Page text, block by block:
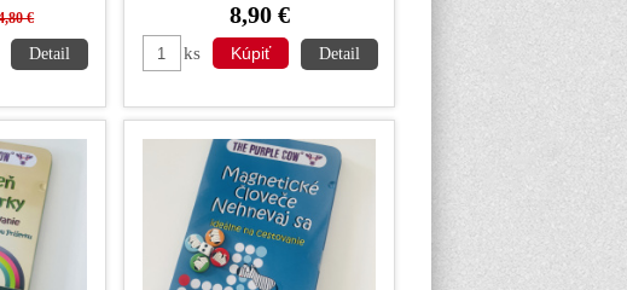
€
Detail
8,90 €
ks Detail